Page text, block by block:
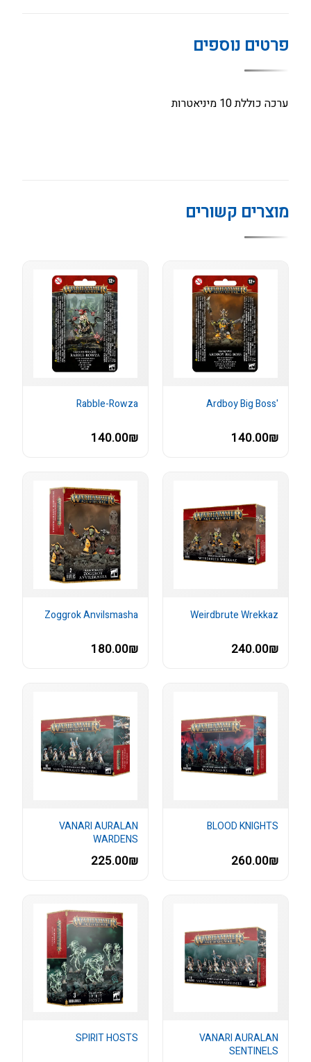
פרטים נוספים
ערכה כוללת 10 מיניאטרות
מוצרים קשורים
'Ardboy Big Boss
140.00₪
Rabble-Rowza
140.00₪
Weirdbrute Wrekkaz
240.00₪
Zoggrok Anvilsmasha
180.00₪
BLOOD KNIGHTS
260.00₪
VANARI AURALAN
WARDENS
225.00₪
VANARI AURALAN
SENTINELS
SPIRIT HOSTS